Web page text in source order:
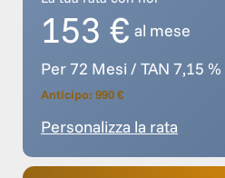
153 € al mese
Per 72 Mesi / TAN 7,15 %
Anticipo: 990 €
Personalizza la rata